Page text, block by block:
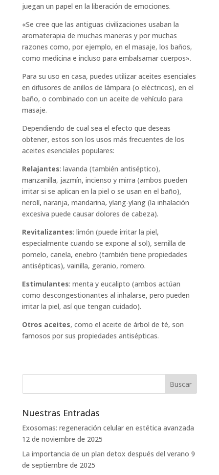
juegan un papel en la liberación de emociones.
«Se cree que las antiguas civilizaciones usaban la
aromaterapia de muchas maneras y por muchas
razones como, por ejemplo, en el masaje, los baños,
como medicina e incluso para embalsamar cuerpos».
Para su uso en casa, puedes utilizar aceites esenciales
en difusores de anillos de lámpara (o eléctricos), en el
baño, o combinado con un aceite de vehículo para
masaje.
Dependiendo de cual sea el efecto que deseas
obtener, estos son los usos más frecuentes de los
aceites esenciales populares:
Relajantes: lavanda (también antiséptico),
manzanilla, jazmín, incienso y mirra (ambos pueden
irritar si se aplican en la piel o se usan en el baño),
nerolí, naranja, mandarina, ylang-ylang (la inhalación
excesiva puede causar dolores de cabeza).
Revitalizantes: limón (puede irritar la piel,
especialmente cuando se expone al sol), semilla de
pomelo, canela, enebro (también tiene propiedades
antisépticas), vainilla, geranio, romero.
Estimulantes: menta y eucalipto (ambos actúan
como descongestionantes al inhalarse, pero pueden
irritar la piel, así que tengan cuidado).
Otros aceites, como el aceite de árbol de té, son
famosos por sus propiedades antisépticas.
Nuestras Entradas
Exosomas: regeneración celular en estética avanzada
12 de noviembre de 2025
La importancia de un plan detox después del verano 9
de septiembre de 2025